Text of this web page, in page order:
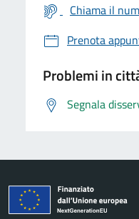
Chiama il
Prenota
Problemi in
Segnala